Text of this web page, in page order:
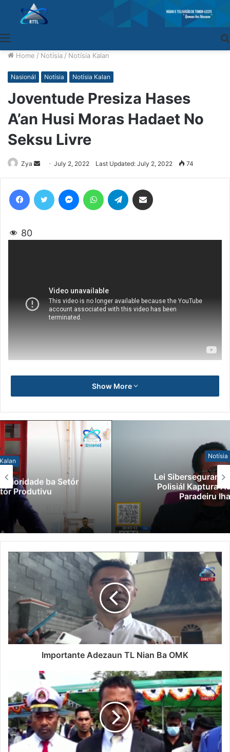
Home / Notísia / Notísia Kalan
Nasionál Notísia Notísia Kalan
Joventude Presiza Hases
A’an Husi Moras Hadaet No
Seksu Livre
Zya
Send
an
email
July 2, 2022 Last Updated: July 2, 2022 74
80
Show More
Lei Siberseguransa Ajuda Autoridade
Polisiál Kaptura Autór Kriminozu ho
Importante Adezaun TL Nian Ba OMK